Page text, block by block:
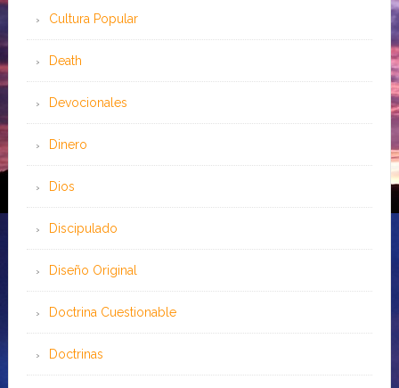
Cultura Popular
Death
Devocionales
Dinero
Dios
Discipulado
Diseño Original
Doctrina Cuestionable
Doctrinas